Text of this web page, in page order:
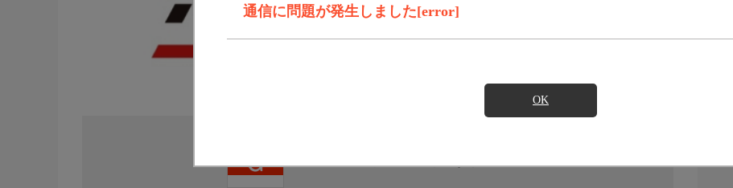
通信に問題が発生しました[error]
OK